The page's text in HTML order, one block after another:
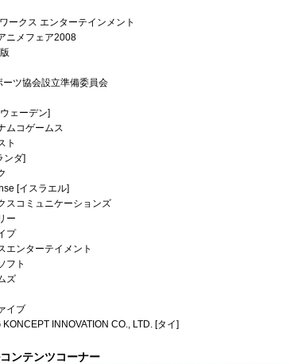
ークス エンターテインメント
ニメフェア2008
ーツ協会設立準備委員会
ェーデン]
ムコゲームス
ト
ンダ]
[イスラエル]
スコミュニケーションズ
ー
プ
エンターテイメント
フト
ズ
イブ
KONCEPT INNOVATION CO., LTD. [タイ]
ンテンツコーナー